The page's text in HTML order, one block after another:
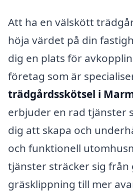
Att ha en välskött
höja värdet på din
dig en plats för
företag som är
trädgårdsskötsel i
erbjuder en rad tjänster
dig att skapa och
och funktionell
tjänster sträcker sig
gräsklippning till mer